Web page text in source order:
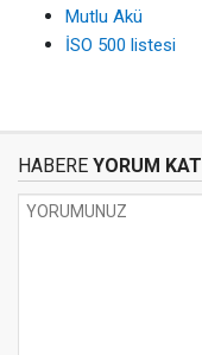
Mutlu Akü
İSO 500 listesi
HABERE YORUM KAT